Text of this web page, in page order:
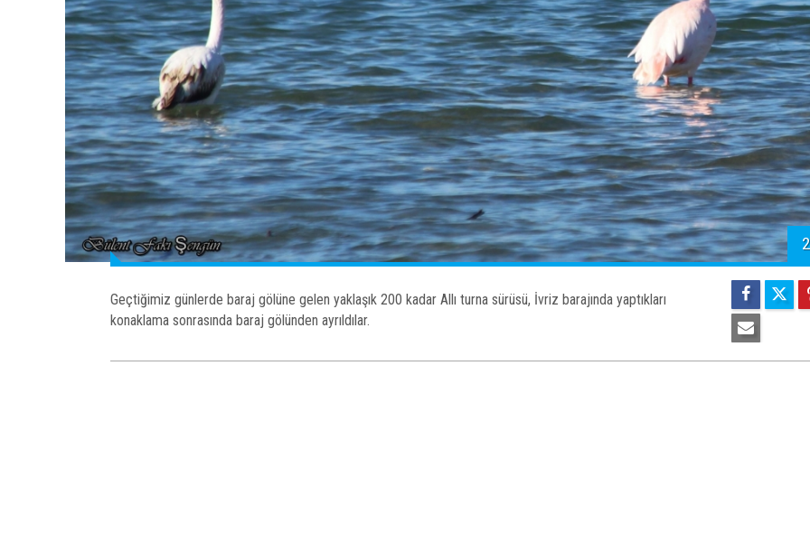
2
Geçtiğimiz günlerde baraj gölüne gelen yaklaşık 200 kadar Allı turna sürüsü, İvriz barajında yaptıkları
konaklama sonrasında baraj gölünden ayrıldılar.